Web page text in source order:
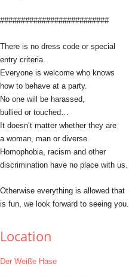
##########################
There is no dress code or special
entry criteria.
Everyone is welcome who knows
how to behave at a party.
No one will be harassed,
bullied or touched…
It doesn’t matter whether they are
a woman, man or diverse.
Homophobia, racism and other
discrimination have no place with us.
Otherwise everything is allowed that
is fun, we look forward to seeing you.
Location
Der Weiße Hase